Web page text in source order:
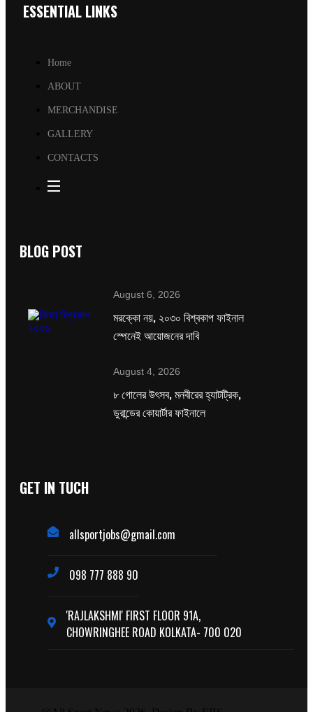
ESSENTIAL LINKS
Home
ABOUT
MERCHANDISE
GALLERY
CONTACTS
BLOG POST
August 6, 2026
মরক্কো নয়, ২০৩০ বিশ্বকাপ ফাইনাল
স্পেনেই আয়োজনের দাবি
August 4, 2026
৮ গোলের উৎসব, মনবীরের হ্যাটট্রিক,
ডুরান্ডের কোয়ার্টার ফাইনালে
GET IN TUCH
allsportjobs@gmail.com
098 777 888 90
'RAJLAKSHMI' FIRST FLOOR 91A,
CHOWRINGHEE ROAD KOLKATA- 700 020